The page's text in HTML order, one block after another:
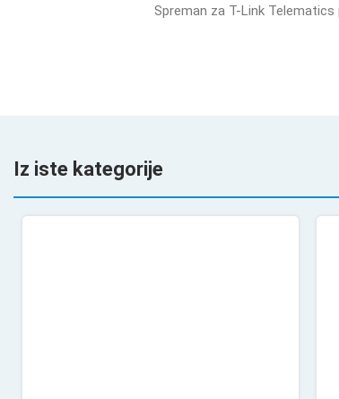
Spreman za T-Link
Iz iste kategorije